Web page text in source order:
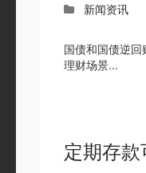
新闻资讯
国债和国债逆
理财场景...
定期存